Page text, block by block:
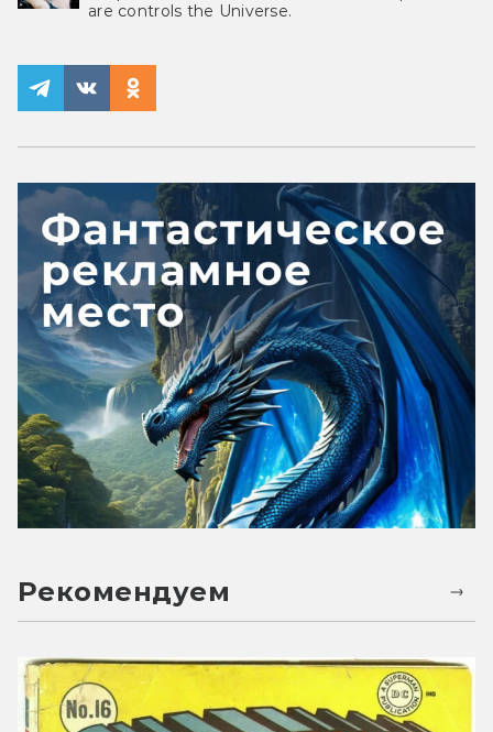
are controls the Universe.
Рекомендуем